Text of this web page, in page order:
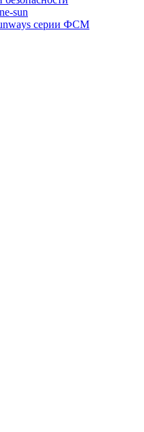
sun
серии ФСМ